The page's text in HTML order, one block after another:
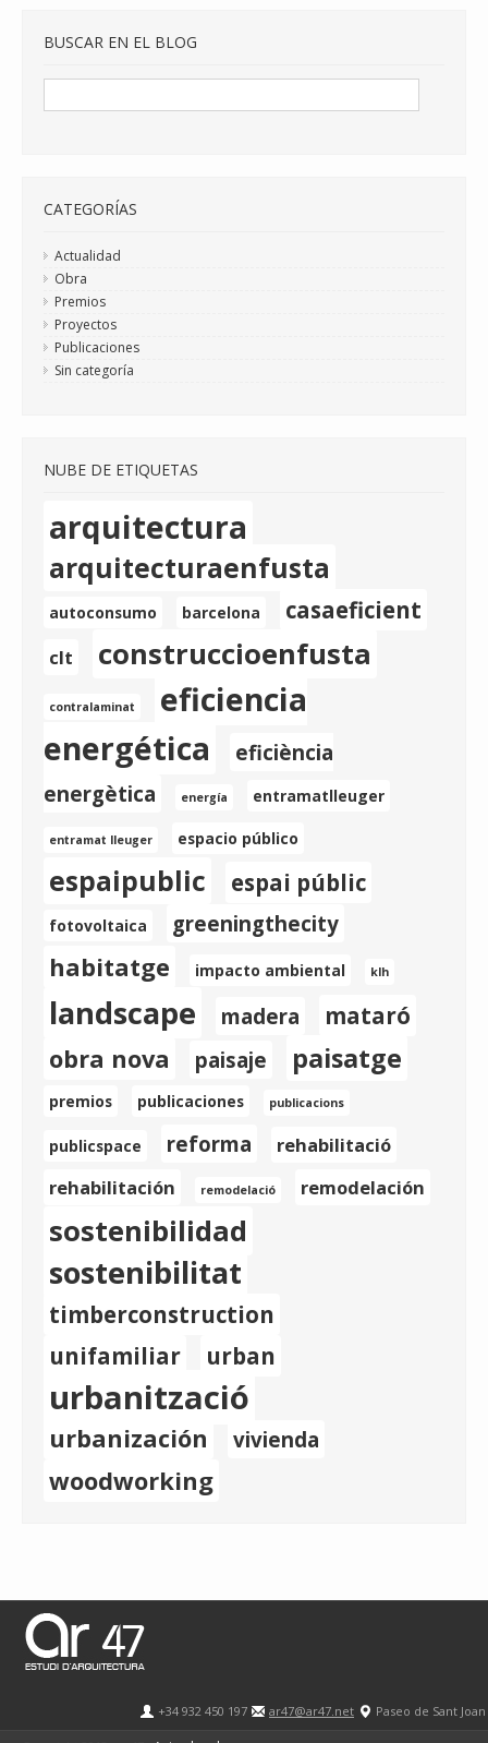
BUSCAR EN EL BLOG
CATEGORÍAS
Actualidad
Obra
Premios
Proyectos
Publicaciones
Sin categoría
NUBE DE ETIQUETAS
arquitectura
arquitecturaenfusta
autoconsumo barcelona casaeficient
clt construccioenfusta
contralaminat
eficiencia
energética
eficiència
energètica
energía entramatlleuger
entramat lleuger espacio público
espaipublic espai públic
fotovoltaica greeningthecity
habitatge impacto ambiental klh
landscape madera mataró
obra nova paisaje paisatge
premios publicaciones publicacions
publicspace reforma
rehabilitació
rehabilitación
remodelació remodelación
sostenibilidad
sostenibilitat
timberconstruction
unifamiliar
urban
urbanització
urbanización vivienda
woodworking
+34 932 450 197 ar47@ar47.net Paseo de Sant